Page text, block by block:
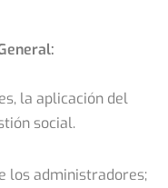
la aplicación del
social.
los administradores;